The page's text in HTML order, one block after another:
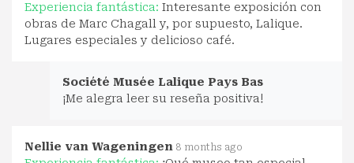
Experiencia fantástica: Interesante exposición con
obras de Marc Chagall y, por supuesto, Lalique.
Lugares especiales y delicioso café.
Société Musée Lalique Pays Bas
¡Me alegra leer su reseña positiva!
Nellie van Wageningen 8 months ago